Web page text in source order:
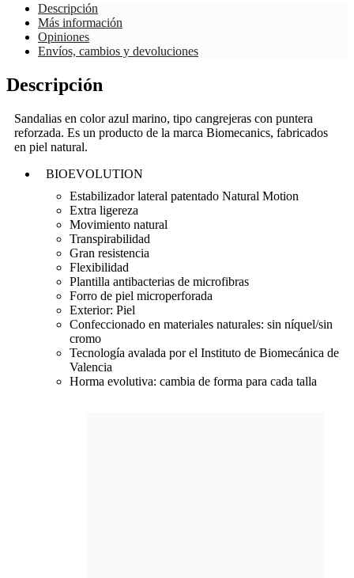
Descripción
Más información
Opiniones
Envíos, cambios y devoluciones
Descripción
Sandalias en color azul marino, tipo cangrejeras con puntera
reforzada. Es un producto de la marca Biomecanics, fabricados
en piel natural.
BIOEVOLUTION
Estabilizador lateral patentado Natural Motion
Extra ligereza
Movimiento natural
Transpirabilidad
Gran resistencia
Flexibilidad
Plantilla antibacterias de microfibras
Forro de piel microperforada
Exterior: Piel
Confeccionado en materiales naturales: sin níquel/sin
cromo
Tecnología avalada por el Instituto de Biomecánica de
Valencia
Horma evolutiva: cambia de forma para cada talla